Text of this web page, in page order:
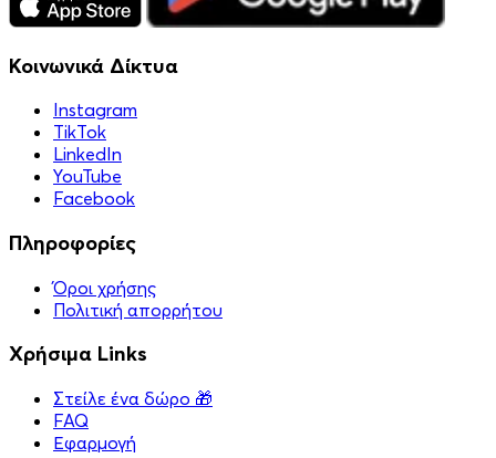
Κοινωνικά Δίκτυα
Instagram
TikTok
LinkedIn
YouTube
Facebook
Πληροφορίες
Όροι χρήσης
Πολιτική απορρήτου
Χρήσιμα Links
Στείλε ένα δώρο 🎁
FAQ
Εφαρμογή